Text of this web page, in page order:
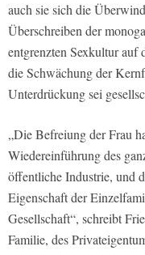
auch sie sich die
Überschreiben der
entgrenzten Sexkultur auf
die Schwächung der
Unterdrückung sei
„Die Befreiung der Frau
Wiedereinführung des
öffentliche Industrie, und
Eigenschaft der
Gesellschaft“, schreibt
Familie, des